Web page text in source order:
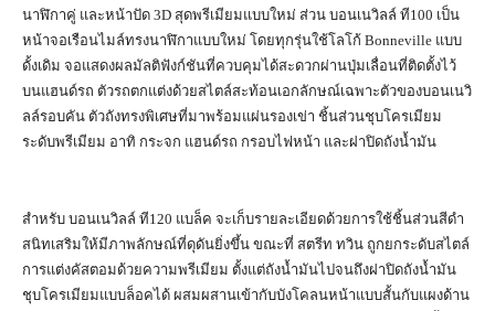
นาฬิกาคู่ และหน้าปัด 3D สุดพรีเมียมแบบใหม่ ส่วน บอนเนวิลล์ ที100 เป็น
หน้าจอเรือนไมล์ทรงนาฬิกาแบบใหม่ โดยทุกรุ่นใช้โลโก้ Bonneville แบบ
ดั้งเดิม จอแสดงผลมัลติฟังก์ชันที่ควบคุมได้สะดวกผ่านปุ่มเลื่อนที่ติดตั้งไว้
บนแฮนด์รถ ตัวรถตกแต่งด้วยสไตล์สะท้อนเอกลักษณ์เฉพาะตัวของบอนเนวิ
ลล์รอบคัน ตัวถังทรงพิเศษที่มาพร้อมแผ่นรองเข่า ชิ้นส่วนชุบโครเมียม
ระดับพรีเมียม อาทิ กระจก แฮนด์รถ กรอบไฟหน้า และฝาปิดถังน้ำมัน
สำหรับ บอนเนวิลล์ ที120 แบล็ค จะเก็บรายละเอียดด้วยการใช้ชิ้นส่วนสีดำ
สนิทเสริมให้มีภาพลักษณ์ที่ดุดันยิ่งขึ้น ขณะที่ สตรีท ทวิน ถูกยกระดับสไตล์
การแต่งคัสตอมด้วยความพรีเมียม ตั้งแต่ถังน้ำมันไปจนถึงฝาปิดถังน้ำมัน
ชุบโครเมียมแบบล็อคได้ ผสมผสานเข้ากับบังโคลนหน้าแบบสั้นกับแผงด้าน